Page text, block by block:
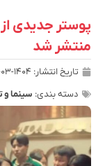
منتشر شد
تاریخ انتشار: ۱۴۰۴-۰۳-۲۳
دسته بندی: سینما و